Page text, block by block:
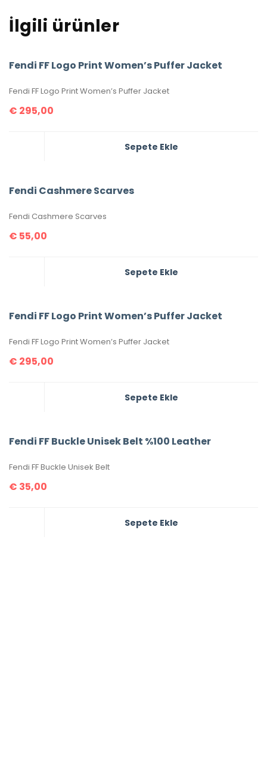
İlgili ürünler
Fendi FF Logo Print Women’s Puffer Jacket
Fendi FF Logo Print Women’s Puffer Jacket
€ 295,00
Sepete Ekle
Fendi Cashmere Scarves
Fendi Cashmere Scarves
€ 55,00
Sepete Ekle
Fendi FF Logo Print Women’s Puffer Jacket
Fendi FF Logo Print Women’s Puffer Jacket
€ 295,00
Sepete Ekle
Fendi FF Buckle Unisek Belt %100 Leather
Fendi FF Buckle Unisek Belt
€ 35,00
Sepete Ekle